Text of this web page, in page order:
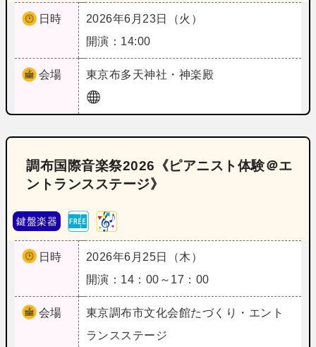
日時
2026年6月23日（火）
開演：14:00
会場 東京布多天神社・神楽殿
調布国際音楽祭2026《ピアニスト体験＠エ
ントランスステージ》
鍵盤楽器
日時
2026年6月25日（木）
開演：14：00～17：00
会場 東京調布市文化会館たづくり・エント
ランスステージ